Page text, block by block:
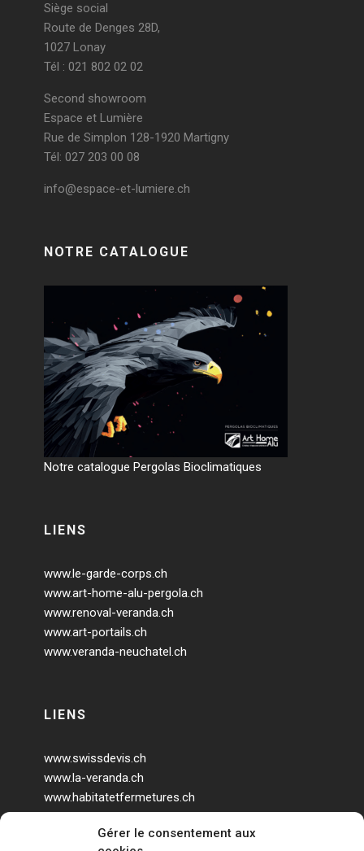
Gérer le consentement aux
Siège social
Route de Denges 28D,
1027 Lonay
Tél : 021 802 02 02
Second showroom
Espace et Lumière
Rue de Simplon 128-1920 Martigny
Tél: 027 203 00 08
info@espace-et-lumiere.ch
NOTRE CATALOGUE
Notre catalogue Pergolas Bioclimatiques
LIENS
www.le-garde-corps.ch
www.art-home-alu-pergola.ch
www.renoval-veranda.ch
www.art-portails.ch
www.veranda-neuchatel.ch
LIENS
www.swissdevis.ch
www.la-veranda.ch
www.habitatetfermetures.ch
www.veranda-geneve.ch
www.agrandir-sa-maison.ch